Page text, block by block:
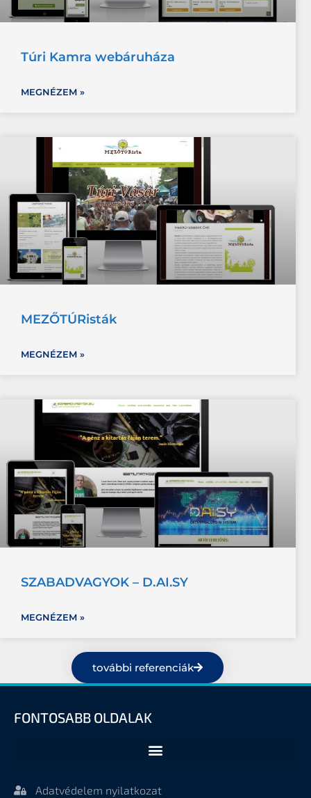
Túri Kamra webáruháza
MEGNÉZEM »
MEZŐTÚRisták
MEGNÉZEM »
SZABADVAGYOK – D.AI.SY
MEGNÉZEM »
további referenciák
FONTOSABB OLDALAK
Adatvédelem nyilatkozat